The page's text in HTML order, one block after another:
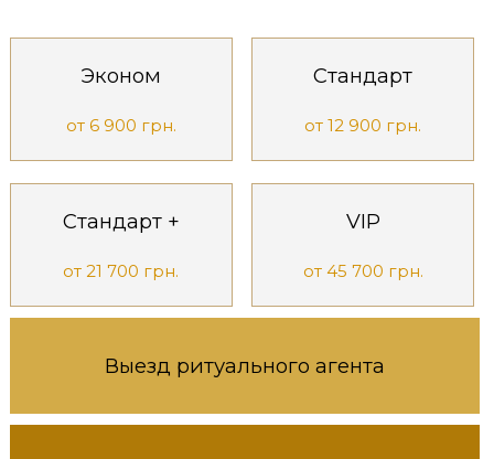
Эконом
от 6 900 грн.
Стандарт
от 12 900 грн.
Стандарт +
от 21 700 грн.
VIP
от 45 700 грн.
Выезд ритуального агента